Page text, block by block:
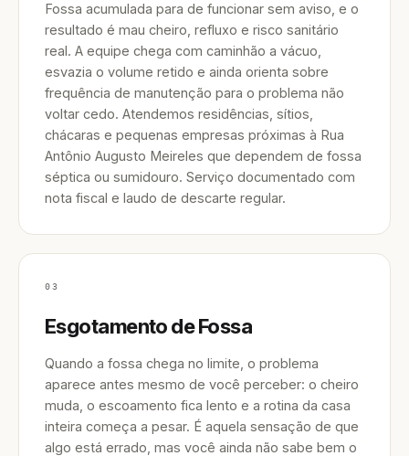
Fossa acumulada para de funcionar sem aviso, e o
resultado é mau cheiro, refluxo e risco sanitário
real. A equipe chega com caminhão a vácuo,
esvazia o volume retido e ainda orienta sobre
frequência de manutenção para o problema não
voltar cedo. Atendemos residências, sítios,
chácaras e pequenas empresas próximas à Rua
Antônio Augusto Meireles que dependem de fossa
séptica ou sumidouro. Serviço documentado com
nota fiscal e laudo de descarte regular.
03
Esgotamento de Fossa
Quando a fossa chega no limite, o problema
aparece antes mesmo de você perceber: o cheiro
muda, o escoamento fica lento e a rotina da casa
inteira começa a pesar. É aquela sensação de que
algo está errado, mas você ainda não sabe bem o